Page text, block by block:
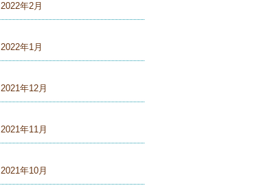
2022年2月
2022年1月
2021年12月
2021年11月
2021年10月